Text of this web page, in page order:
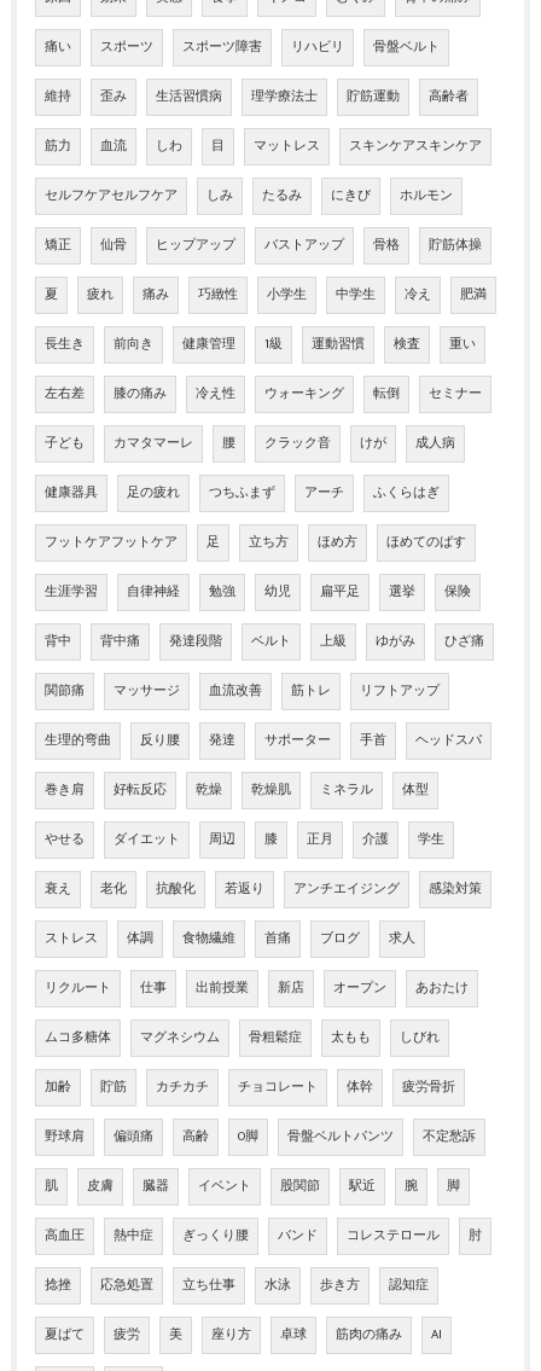
痛い スポーツ スポーツ障害 リハビリ 骨盤ベルト
維持 歪み 生活習慣病 理学療法士 貯筋運動 高齢者
筋力 血流 しわ 目 マットレス スキンケアスキンケア
セルフケアセルフケア しみ たるみ にきび ホルモン
矯正 仙骨 ヒップアップ バストアップ 骨格 貯筋体操
夏 疲れ 痛み 巧緻性 小学生 中学生 冷え 肥満
長生き 前向き 健康管理 1級 運動習慣 検査 重い
左右差 膝の痛み 冷え性 ウォーキング 転倒 セミナー
子ども カマタマーレ 腰 クラック音 けが 成人病
健康器具 足の疲れ つちふまず アーチ ふくらはぎ
フットケアフットケア 足 立ち方 ほめ方 ほめてのばす
生涯学習 自律神経 勉強 幼児 扁平足 選挙 保険
背中 背中痛 発達段階 ベルト 上級 ゆがみ ひざ痛
関節痛 マッサージ 血流改善 筋トレ リフトアップ
生理的弯曲 反り腰 発達 サポーター 手首 ヘッドスパ
巻き肩 好転反応 乾燥 乾燥肌 ミネラル 体型
やせる ダイエット 周辺 膝 正月 介護 学生
衰え 老化 抗酸化 若返り アンチエイジング 感染対策
ストレス 体調 食物繊維 首痛 ブログ 求人
リクルート 仕事 出前授業 新店 オープン あおたけ
ムコ多糖体 マグネシウム 骨粗鬆症 太もも しびれ
加齢 貯筋 カチカチ チョコレート 体幹 疲労骨折
野球肩 偏頭痛 高齢 O脚 骨盤ベルトパンツ 不定愁訴
肌 皮膚 臓器 イベント 股関節 駅近 腕 脚
高血圧 熱中症 ぎっくり腰 バンド コレステロール 肘
捻挫 応急処置 立ち仕事 水泳 歩き方 認知症
夏ばて 疲労 美 座り方 卓球 筋肉の痛み AI